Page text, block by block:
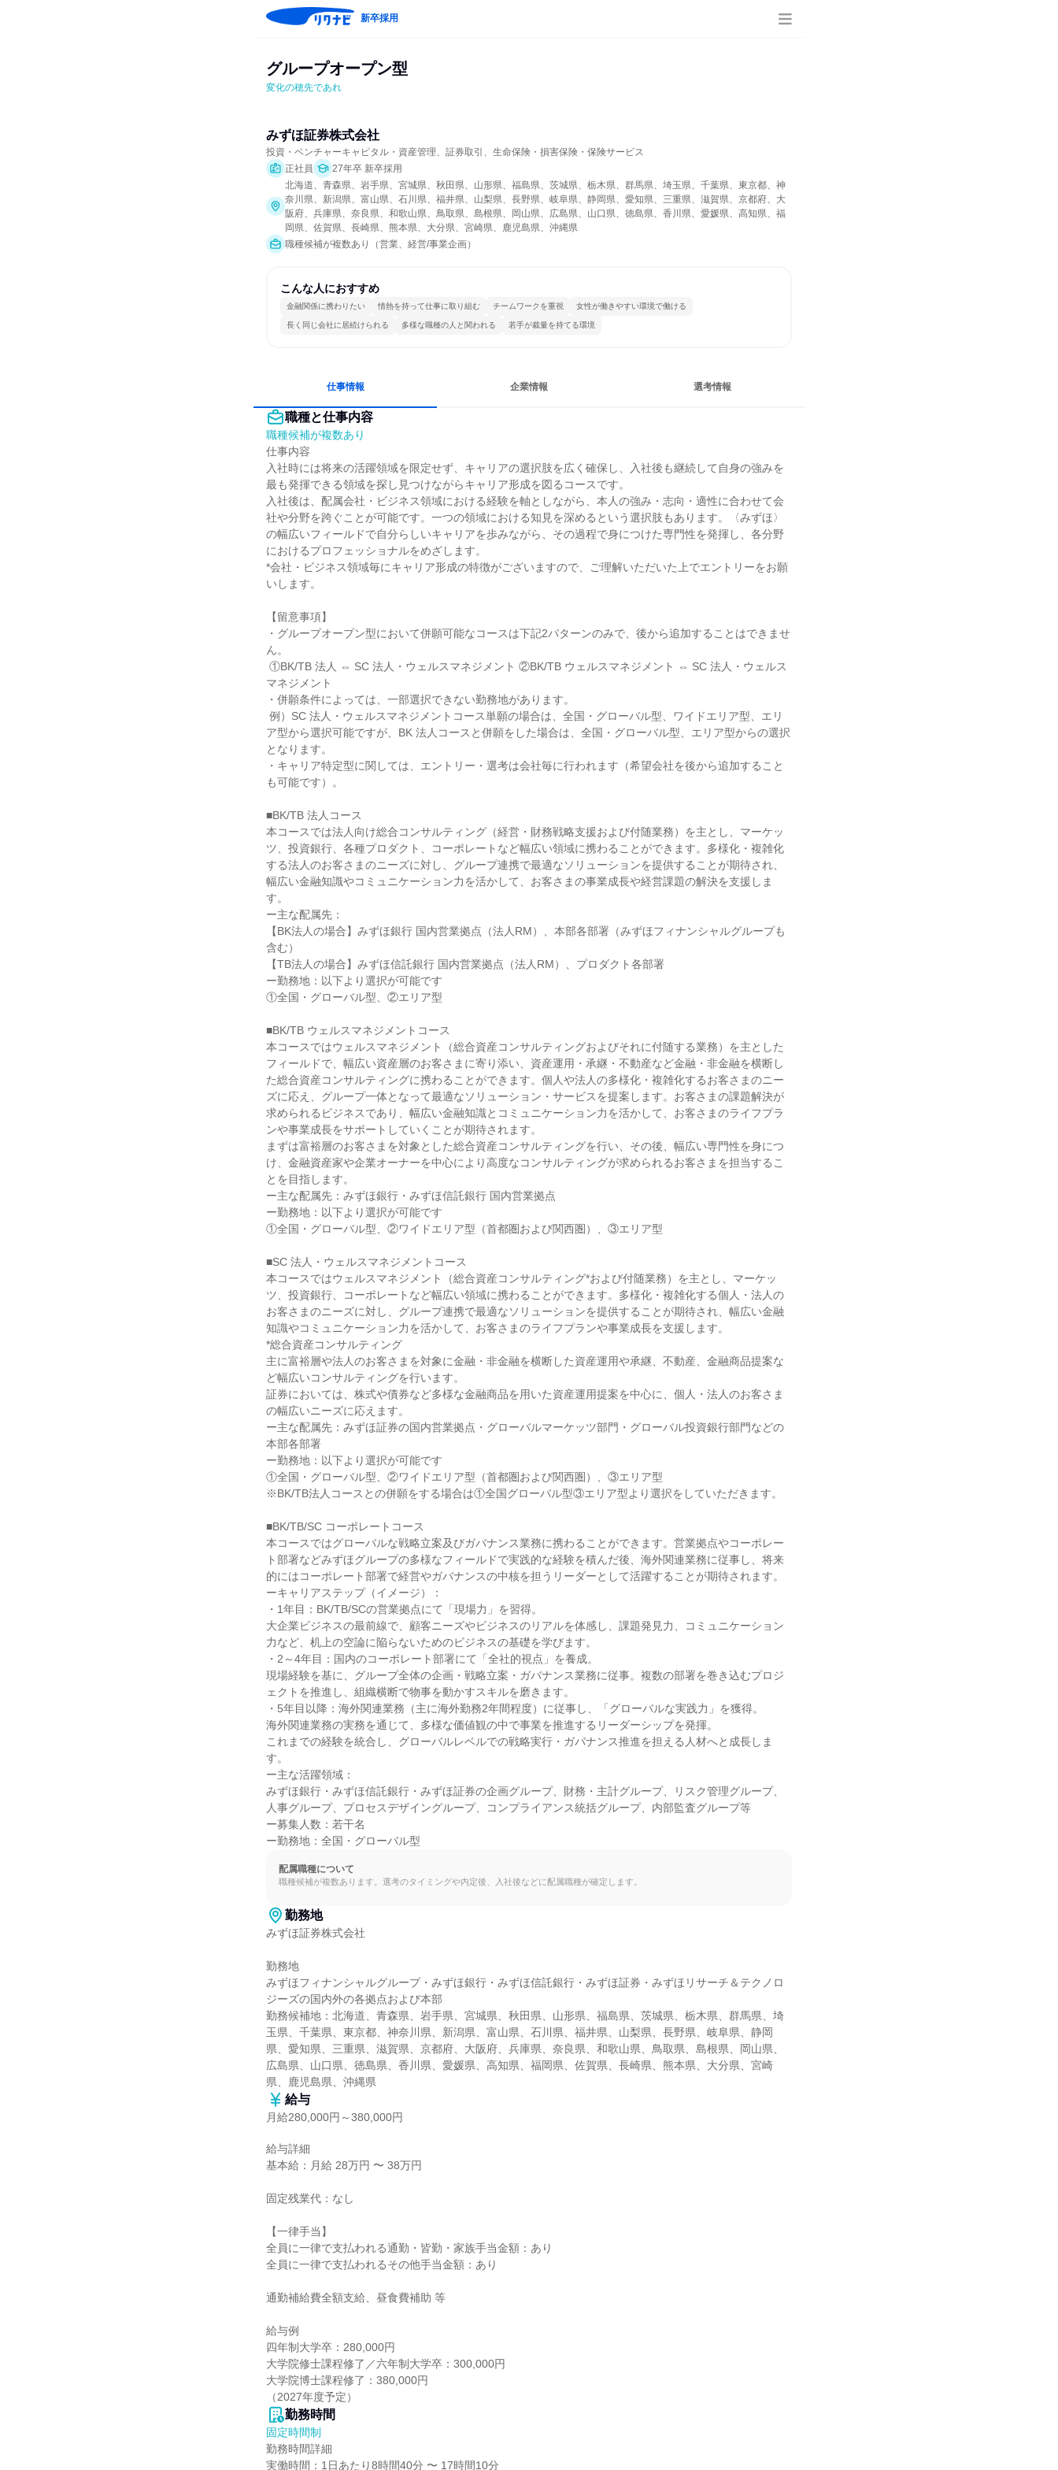
新卒採用
グループオープン型
変化の穂先であれ
みずほ証券株式会社
投資・ベンチャーキャピタル・資産管理、証券取引、生命保険・損害保険・保険サービス
正社員
27年卒 新卒採用
北海道、青森県、岩手県、宮城県、秋田県、山形県、福島県、茨城県、栃木県、群馬県、埼玉県、千葉県、東京都、神
奈川県、新潟県、富山県、石川県、福井県、山梨県、長野県、岐阜県、静岡県、愛知県、三重県、滋賀県、京都府、大
阪府、兵庫県、奈良県、和歌山県、鳥取県、島根県、岡山県、広島県、山口県、徳島県、香川県、愛媛県、高知県、福
岡県、佐賀県、長崎県、熊本県、大分県、宮崎県、鹿児島県、沖縄県
職種候補が複数あり（営業、経営/事業企画）
こんな人におすすめ
金融関係に携わりたい 情熱を持って仕事に取り組む チームワークを重視 女性が働きやすい環境で働ける
長く同じ会社に居続けられる 多様な職種の人と関われる 若手が裁量を持てる環境
仕事情報 企業情報 選考情報
職種と仕事内容
職種候補が複数あり
仕事内容
入社時には将来の活躍領域を限定せず、キャリアの選択肢を広く確保し、入社後も継続して自身の強みを
最も発揮できる領域を探し見つけながらキャリア形成を図るコースです。
入社後は、配属会社・ビジネス領域における経験を軸としながら、本人の強み・志向・適性に合わせて会
社や分野を跨ぐことが可能です。一つの領域における知見を深めるという選択肢もあります。〈みずほ〉
の幅広いフィールドで自分らしいキャリアを歩みながら、その過程で身につけた専門性を発揮し、各分野
におけるプロフェッショナルをめざします。
*会社・ビジネス領域毎にキャリア形成の特徴がございますので、ご理解いただいた上でエントリーをお願
いします。
【留意事項】
・グループオープン型において併願可能なコースは下記2パターンのみで、後から追加することはできませ
ん。
マネジメント
・併願条件によっては、一部選択できない勤務地があります。
ア型から選択可能ですが、BK 法人コースと併願をした場合は、全国・グローバル型、エリア型からの選択
となります。
・キャリア特定型に関しては、エントリー・選考は会社毎に行われます（希望会社を後から追加すること
も可能です）。
■BK/TB 法人コース
本コースでは法人向け総合コンサルティング（経営・財務戦略支援および付随業務）を主とし、マーケッ
ツ、投資銀行、各種プロダクト、コーポレートなど幅広い領域に携わることができます。多様化・複雑化
する法人のお客さまのニーズに対し、グループ連携で最適なソリューションを提供することが期待され、
幅広い金融知識やコミュニケーション力を活かして、お客さまの事業成長や経営課題の解決を支援しま
す。
ー主な配属先：
【BK法人の場合】みずほ銀行 国内営業拠点（法人RM）、本部各部署（みずほフィナンシャルグループも
含む）
【TB法人の場合】みずほ信託銀行 国内営業拠点（法人RM）、プロダクト各部署
ー勤務地：以下より選択が可能です
①全国・グローバル型、②エリア型
■BK/TB ウェルスマネジメントコース
本コースではウェルスマネジメント（総合資産コンサルティングおよびそれに付随する業務）を主とした
フィールドで、幅広い資産層のお客さまに寄り添い、資産運用・承継・不動産など金融・非金融を横断し
た総合資産コンサルティングに携わることができます。個人や法人の多様化・複雑化するお客さまのニー
ズに応え、グループ一体となって最適なソリューション・サービスを提案します。お客さまの課題解決が
求められるビジネスであり、幅広い金融知識とコミュニケーション力を活かして、お客さまのライフプラ
ンや事業成長をサポートしていくことが期待されます。
まずは富裕層のお客さまを対象とした総合資産コンサルティングを行い、その後、幅広い専門性を身につ
け、金融資産家や企業オーナーを中心により高度なコンサルティングが求められるお客さまを担当するこ
とを目指します。
ー主な配属先：みずほ銀行・みずほ信託銀行 国内営業拠点
ー勤務地：以下より選択が可能です
①全国・グローバル型、②ワイドエリア型（首都圏および関西圏）、③エリア型
■SC 法人・ウェルスマネジメントコース
本コースではウェルスマネジメント（総合資産コンサルティング*および付随業務）を主とし、マーケッ
ツ、投資銀行、コーポレートなど幅広い領域に携わることができます。多様化・複雑化する個人・法人の
お客さまのニーズに対し、グループ連携で最適なソリューションを提供することが期待され、幅広い金融
知識やコミュニケーション力を活かして、お客さまのライフプランや事業成長を支援します。
*総合資産コンサルティング
主に富裕層や法人のお客さまを対象に金融・非金融を横断した資産運用や承継、不動産、金融商品提案な
ど幅広いコンサルティングを行います。
証券においては、株式や債券など多様な金融商品を用いた資産運用提案を中心に、個人・法人のお客さま
の幅広いニーズに応えます。
ー主な配属先：みずほ証券の国内営業拠点・グローバルマーケッツ部門・グローバル投資銀行部門などの
本部各部署
ー勤務地：以下より選択が可能です
①全国・グローバル型、②ワイドエリア型（首都圏および関西圏）、③エリア型
※BK/TB法人コースとの併願をする場合は①全国グローバル型③エリア型より選択をしていただきます。
■BK/TB/SC コーポレートコース
本コースではグローバルな戦略立案及びガバナンス業務に携わることができます。営業拠点やコーポレー
ト部署などみずほグループの多様なフィールドで実践的な経験を積んだ後、海外関連業務に従事し、将来
的にはコーポレート部署で経営やガバナンスの中核を担うリーダーとして活躍することが期待されます。
ーキャリアステップ（イメージ）：
・1年目：BK/TB/SCの営業拠点にて「現場力」を習得。
大企業ビジネスの最前線で、顧客ニーズやビジネスのリアルを体感し、課題発見力、コミュニケーション
力など、机上の空論に陥らないためのビジネスの基礎を学びます。
・2～4年目：国内のコーポレート部署にて「全社的視点」を養成。
現場経験を基に、グループ全体の企画・戦略立案・ガバナンス業務に従事。複数の部署を巻き込むプロジ
ェクトを推進し、組織横断で物事を動かすスキルを磨きます。
・5年目以降：海外関連業務（主に海外勤務2年間程度）に従事し、「グローバルな実践力」を獲得。
海外関連業務の実務を通じて、多様な価値観の中で事業を推進するリーダーシップを発揮。
これまでの経験を統合し、グローバルレベルでの戦略実行・ガバナンス推進を担える人材へと成長しま
す。
ー主な活躍領域：
みずほ銀行・みずほ信託銀行・みずほ証券の企画グループ、財務・主計グループ、リスク管理グループ、
人事グループ、プロセスデザイングループ、コンプライアンス統括グループ、内部監査グループ等
ー募集人数：若干名
ー勤務地：全国・グローバル型
配属職種について
職種候補が複数あります。選考のタイミングや内定後、入社後などに配属職種が確定します。
勤務地
みずほ証券株式会社
勤務地
みずほフィナンシャルグループ・みずほ銀行・みずほ信託銀行・みずほ証券・みずほリサーチ＆テクノロ
ジーズの国内外の各拠点および本部
勤務候補地：北海道、青森県、岩手県、宮城県、秋田県、山形県、福島県、茨城県、栃木県、群馬県、埼
玉県、千葉県、東京都、神奈川県、新潟県、富山県、石川県、福井県、山梨県、長野県、岐阜県、静岡
県、愛知県、三重県、滋賀県、京都府、大阪府、兵庫県、奈良県、和歌山県、鳥取県、島根県、岡山県、
広島県、山口県、徳島県、香川県、愛媛県、高知県、福岡県、佐賀県、長崎県、熊本県、大分県、宮崎
県、鹿児島県、沖縄県
給与
月給280,000円～380,000円
給与詳細
基本給：月給 28万円 〜 38万円
固定残業代：なし
【一律手当】
全員に一律で支払われる通勤・皆勤・家族手当金額：あり
全員に一律で支払われるその他手当金額：あり
通勤補給費全額支給、昼食費補助 等
給与例
四年制大学卒：280,000円
大学院修士課程修了／六年制大学卒：300,000円
大学院博士課程修了：380,000円
（2027年度予定）
勤務時間
固定時間制
勤務時間詳細
実働時間：1日あたり8時間40分 〜 17時間10分